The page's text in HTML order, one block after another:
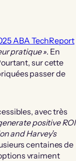
ABA TechReport
pratique ». En
sur cette
passer de
avec très
positive ROI
and Harvey’s
centaines de
vraiment